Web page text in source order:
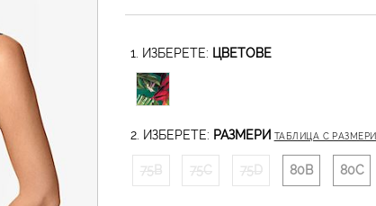
1. ИЗБЕРЕТЕ: ЦВЕТОВЕ
2. ИЗБЕРЕТЕ: РАЗМЕРИ ТАБЛИЦА С РАЗМЕРИ
75B 75C 75D 80B 80C